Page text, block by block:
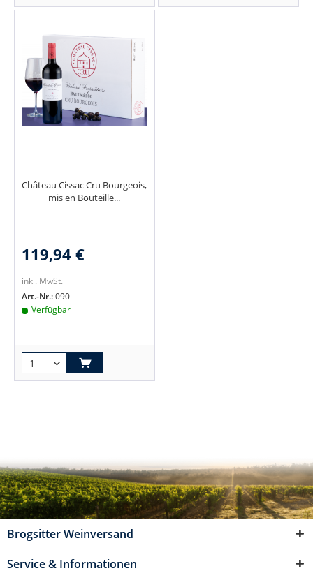
Château Cissac Cru Bourgeois,
mis en Bouteille...
119,94 €
inkl. MwSt.
Art.-Nr.:090
Verfügbar
Brogsitter Weinversand
Service & Informationen